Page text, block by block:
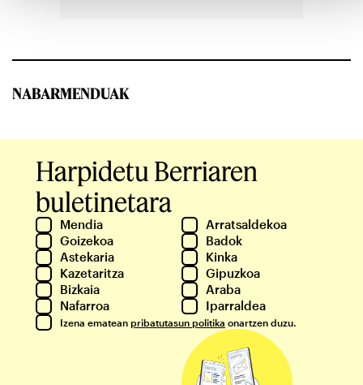
NABARMENDUAK
Harpidetu Berriaren
buletinetara
Mendia
Arratsaldekoa
Goizekoa
Badok
Astekaria
Kinka
Kazetaritza
Gipuzkoa
Bizkaia
Araba
Nafarroa
Iparraldea
Izena ematean pribatutasun politika onartzen duzu.